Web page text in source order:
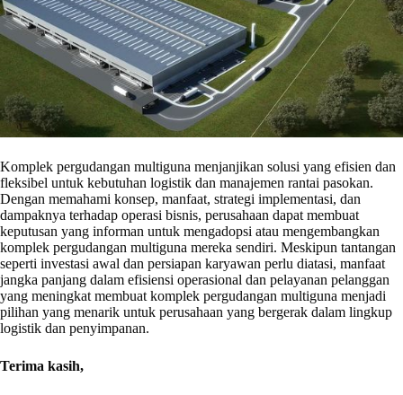
Komplek pergudangan multiguna menjanjikan solusi yang efisien dan
fleksibel untuk kebutuhan logistik dan manajemen rantai pasokan.
Dengan memahami konsep, manfaat, strategi implementasi, dan
dampaknya terhadap operasi bisnis, perusahaan dapat membuat
keputusan yang informan untuk mengadopsi atau mengembangkan
komplek pergudangan multiguna mereka sendiri. Meskipun tantangan
seperti investasi awal dan persiapan karyawan perlu diatasi, manfaat
jangka panjang dalam efisiensi operasional dan pelayanan pelanggan
yang meningkat membuat komplek pergudangan multiguna menjadi
pilihan yang menarik untuk perusahaan yang bergerak dalam lingkup
logistik dan penyimpanan.
Terima kasih,